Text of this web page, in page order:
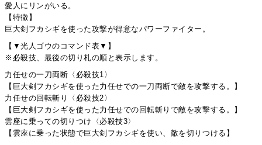
愛人にリンがいる。
【特徴】
巨大剣フカシギを使った攻撃が得意なパワーファイター。
【▼光人ゴウのコマンド表▼】
※必殺技、最後の切り札の順と表示します。
力任せの一刀両断〈必殺技1〉
【巨大剣フカシギを使った力任せでの一刀両断で敵を攻撃する。】
力任せの回転斬り〈必殺技2〉
【巨大剣フカシギを使った力任せでの回転斬りで敵を攻撃する。】
雲座に乗っての切りつけ〈必殺技3〉
【雲座に乗った状態で巨大剣フカシギを使い、敵を切りつける】